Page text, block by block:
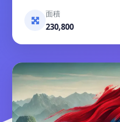
面積
230,800